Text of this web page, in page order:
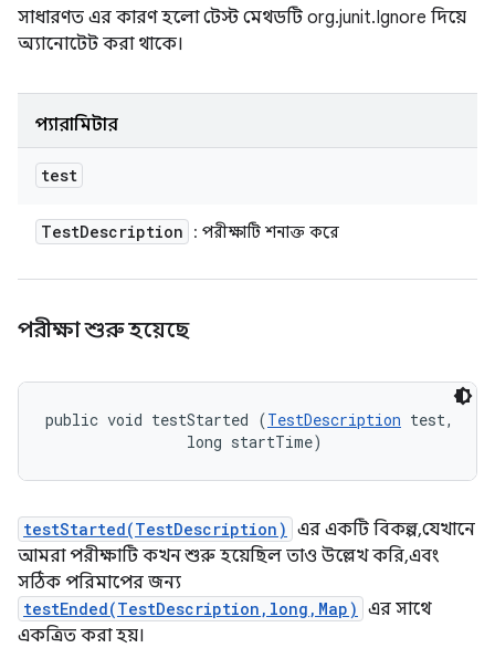
সাধারণত এর কারণ হলো টেস্ট মেথডটি org.junit.Ignore দিয়ে
অ্যানোটেট করা থাকে।
প্যারামিটার
test
TestDescription : পরীক্ষাটি শনাক্ত করে
পরীক্ষা শুরু হয়েছে
public void testStarted (TestDescription test,
                long startTime)
testStarted(TestDescription) এর একটি বিকল্প, যেখানে
আমরা পরীক্ষাটি কখন শুরু হয়েছিল তাও উল্লেখ করি, এবং
সঠিক পরিমাপের জন্য
testEnded(TestDescription,long,Map) এর সাথে
একত্রিত করা হয়।